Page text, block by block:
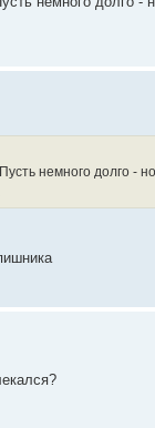
немного долго -